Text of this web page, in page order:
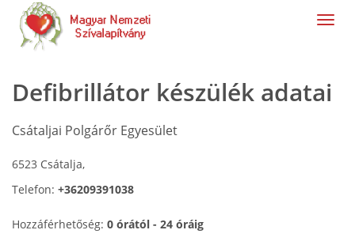
Defibrillátor készülék adatai
Csátaljai Polgárőr Egyesület
6523 Csátalja,
Telefon: +36209391038
Hozzáférhetőség: 0 órától - 24 óráig